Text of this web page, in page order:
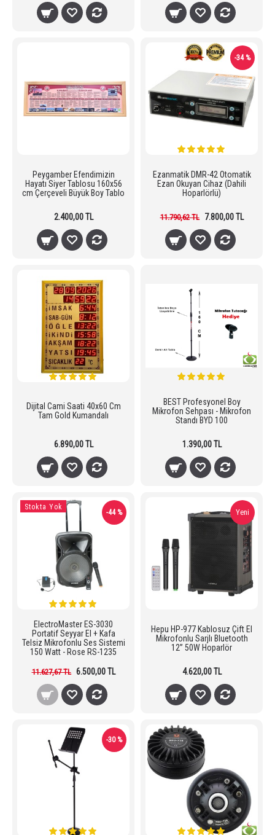
Peygamber Efendimizin
Hayatı Siyer Tablosu 160x56
cm Çerçeveli Büyük Boy Tablo
2.400,00 TL
-34 %
Ezanmatik DMR-42 Otomatik
Ezan Okuyan Cihaz (Dahili
Hoparlörlü)
11.790,62 TL 7.800,00 TL
Dijital Cami Saati 40x60 Cm
Tam Gold Kumandalı
6.890,00 TL
BEST Profesyonel Boy
Mikrofon Sehpası - Mikrofon
Standı BYD 100
1.390,00 TL
-44 %
Stokta Yok
ElectroMaster ES-3030
Portatif Seyyar El + Kafa
Telsiz Mikrofonlu Ses Sistemi
150 Watt - Rose RS-1235
11.627,67 TL 6.500,00 TL
Yeni
Hepu HP-977 Kablosuz Çift El
Mikrofonlu Sarjlı Bluetooth
12” 50W Hoparlör
4.620,00 TL
-30 %